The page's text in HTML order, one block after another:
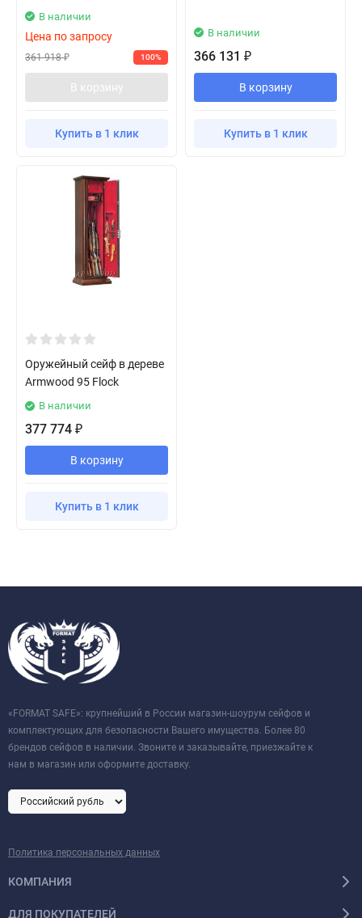
В наличии
Цена по запросу
361 918₽ 100%
В корзину
Купить в 1 клик
В наличии
366 131 ₽
В корзину
Купить в 1 клик
Оружейный сейф в дереве
Armwood 95 Flock
В наличии
377 774 ₽
В корзину
Купить в 1 клик
«FORMAT SAFE»: крупнейший в России магазин-шоурум сейфов и
комплектующих для безопасности Вашего имущества. Более 80
брендов сейфов в наличии. Звоните и заказывайте, приезжайте к
нам в магазин или оформите доставку.
Политика персональных данных
КОМПАНИЯ
ДЛЯ ПОКУПАТЕЛЕЙ